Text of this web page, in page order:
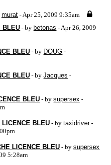
murat - Apr 25, 2009 9:35am
BLEU - by betonas - Apr 26, 2009
BLEU - by DOUG -
BLEU - byJacques -
BLEU - bysupersex -
LICENCE BLEU - bytaxidriver-
LICENCE BLEU - bysupersex
5:28am